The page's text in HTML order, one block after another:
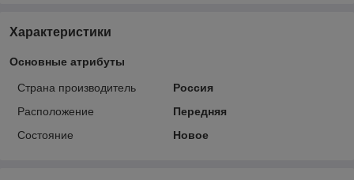
Характеристики
Основные атрибуты
Страна производитель
Россия
Расположение
Передняя
Состояние
Новое